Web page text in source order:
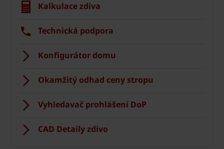
Kalkulace zdiva
Technická podpora
Konfigurátor domu
Okamžitý odhad ceny stropu
Vyhledavač prohlášení DoP
CAD Detaily zdivo